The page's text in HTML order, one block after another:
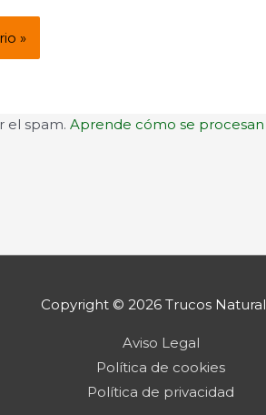
el spam. Aprende cómo se
Copyright © 2026 Trucos
Aviso Legal
Política de cookies
Política de privacidad